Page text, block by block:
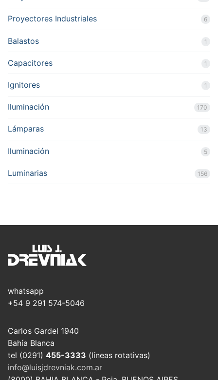
Proyectores Industriales 6
Balastos 1
Capacitores 1
Ignitores 1
Iluminación 170
Lámparas 13
Iluminación 5
Luminarias 156
whatsapp
+54 9 291 574-5046
Carlos Gardel 1940
Bahía Blanca
tel (0291) 455-3333 (líneas rotativas)
info@luisjdrevniak.com.ar